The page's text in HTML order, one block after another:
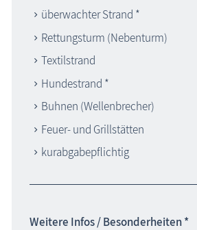
überwachter Strand *
Rettungsturm (Nebenturm)
Textilstrand
Hundestrand *
Buhnen (Wellenbrecher)
Feuer- und Grillstätten
kurabgabepflichtig
Weitere Infos / Besonderheiten *